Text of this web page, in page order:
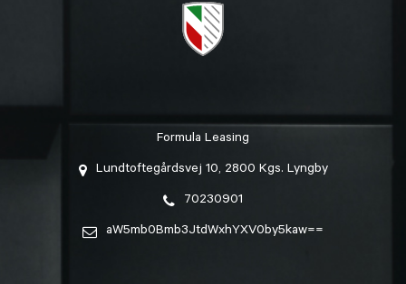
Formula Leasing
Lundtoftegårdsvej 10, 2800 Kgs. Lyngby
70230901
aW5mb0Bmb3JtdWxhYXV0by5kaw==